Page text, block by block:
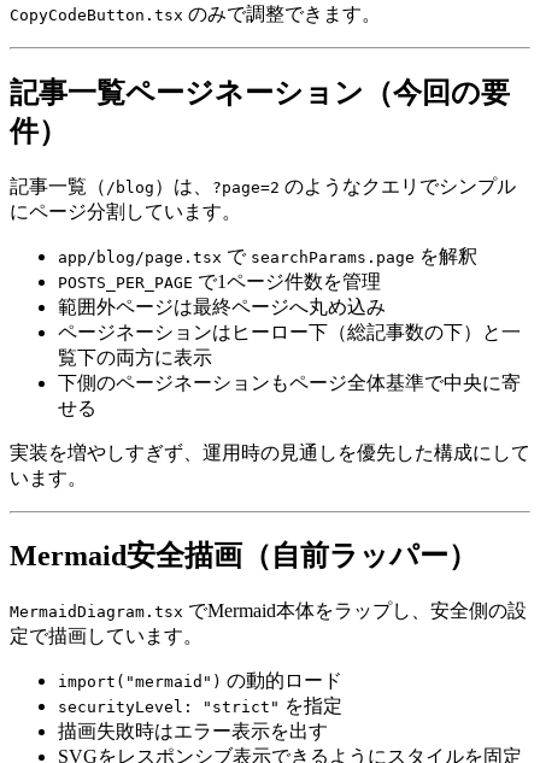
CopyCodeButton.tsx のみで調整できます。
記事一覧ページネーション（今回の要
件）
記事一覧（ /blog ）は、 ?page=2 のようなクエリでシンプル
にページ分割しています。
app/blog/page.tsx で searchParams.page を解釈
POSTS_PER_PAGE で1ページ件数を管理
範囲外ページは最終ページへ丸め込み
ページネーションはヒーロー下（総記事数の下）と一
覧下の両方に表示
下側のページネーションもページ全体基準で中央に寄
せる
実装を増やしすぎず、運用時の見通しを優先した構成にして
います。
Mermaid安全描画（自前ラッパー）
MermaidDiagram.tsx でMermaid本体をラップし、安全側の設
定で描画しています。
import("mermaid") の動的ロード
securityLevel: "strict" を指定
描画失敗時はエラー表示を出す
SVGをレスポンシブ表示できるようにスタイルを固定